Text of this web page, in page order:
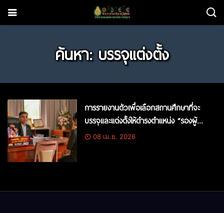
ค้นหา: บรรจุแต่งตั้ง
การรายงานตัวเพื่อเลือกสถานศึกษาที่จะ
บรรจุและแต่งตั้งให้ดำรงตำแหน่ง “รองผู้
อำนวยการสถานศึกษา” สังกัดสำนักงาน
08 เม.ย. 2026